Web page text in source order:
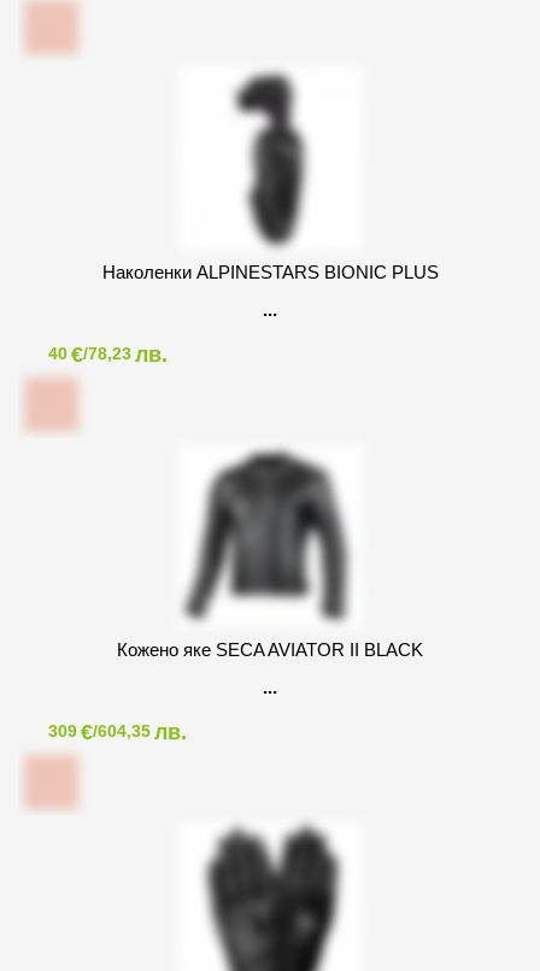
Наколенки ALPINESTARS BIONIC PLUS
40€/78,23лв.
Кожено яке SECA AVIATOR II BLACK
309€/604,35лв.